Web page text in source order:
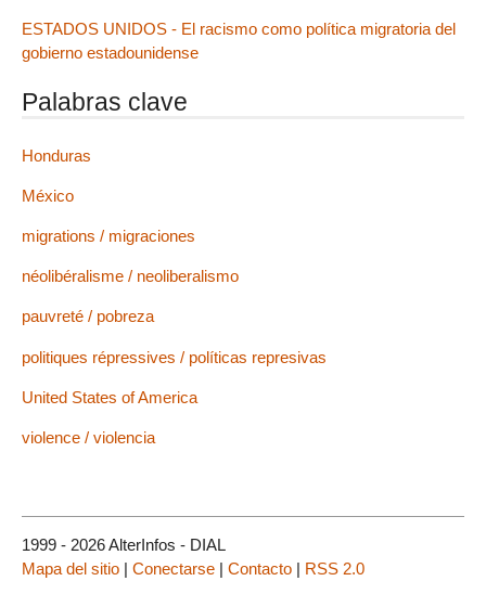
ESTADOS UNIDOS - El racismo como política migratoria del
gobierno estadounidense
Palabras clave
Honduras
México
migrations / migraciones
néolibéralisme / neoliberalismo
pauvreté / pobreza
politiques répressives / políticas represivas
United States of America
violence / violencia
1999 - 2026 AlterInfos - DIAL
Mapa del sitio | Conectarse | Contacto | RSS 2.0